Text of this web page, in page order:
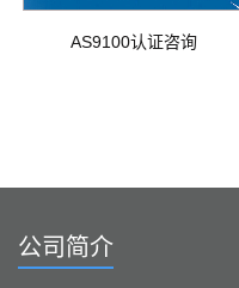
AS9100认证咨询
公司简介